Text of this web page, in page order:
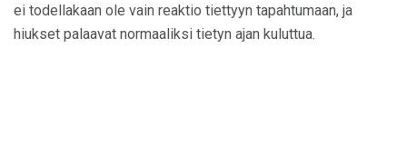
ei todellakaan ole vain reaktio tiettyyn tapahtumaan, ja
hiukset palaavat normaaliksi tietyn ajan kuluttua.